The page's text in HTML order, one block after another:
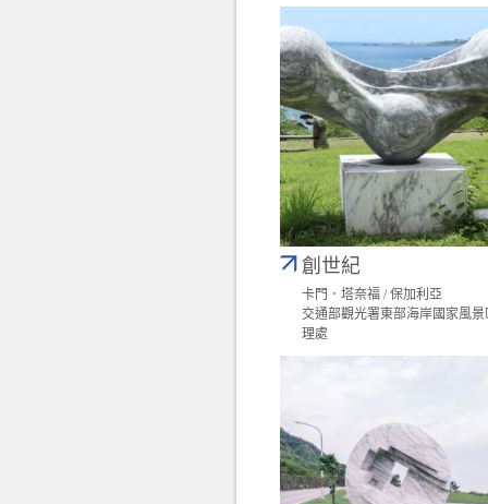
創世紀
卡門．塔奈福 / 保加利亞
交通部觀光署東部海岸國家風景
理處